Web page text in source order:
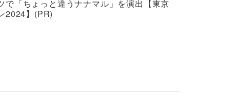
で「ちょっと違うナナマル」を演出【東京
2024】(PR)